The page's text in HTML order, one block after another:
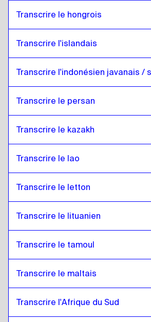
Transcrire le hongrois
Transcrire l'islandais
Transcrire l'indonésien javanais /
Transcrire le persan
Transcrire le kazakh
Transcrire le lao
Transcrire le letton
Transcrire le lituanien
Transcrire le tamoul
Transcrire le maltais
Transcrire l'Afrique du Sud